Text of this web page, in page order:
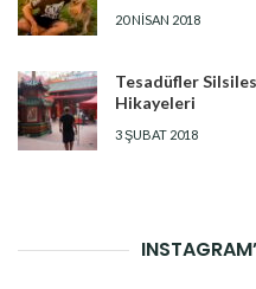
20 NISAN 2018
Tesadüfler
Hikayeleri
3 ŞUBAT 2018